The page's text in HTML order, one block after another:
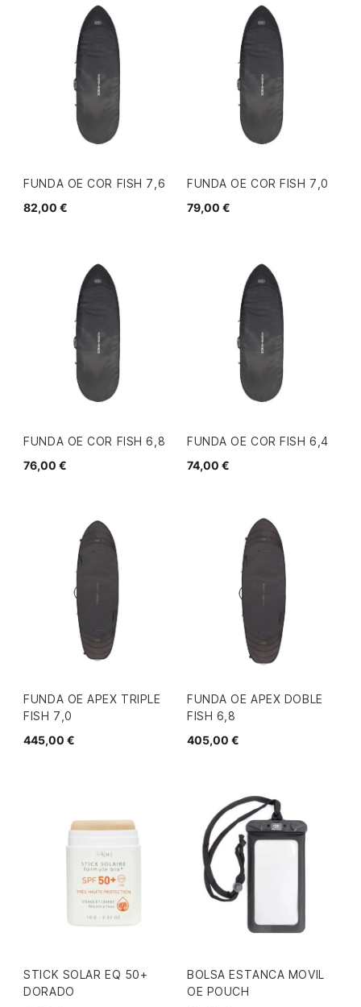
FUNDA OE COR FISH 7,6
82,00 €
FUNDA OE COR FISH 7,0
79,00 €
FUNDA OE COR FISH 6,8
76,00 €
FUNDA OE COR FISH 6,4
74,00 €
FUNDA OE APEX TRIPLE
FISH 7,0
445,00 €
FUNDA OE APEX DOBLE
FISH 6,8
405,00 €
STICK SOLAR EQ 50+
DORADO
BOLSA ESTANCA MOVIL
OE POUCH